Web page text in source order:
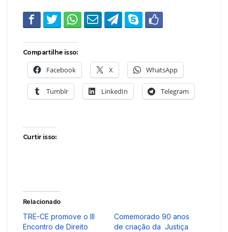
Compartilhe isso:
Facebook X WhatsApp
Tumblr LinkedIn Telegram
Curtir isso:
Relacionado
TRE-CE promove o III
Encontro de Direito
Comemorado 90 anos
de criação da Justiça